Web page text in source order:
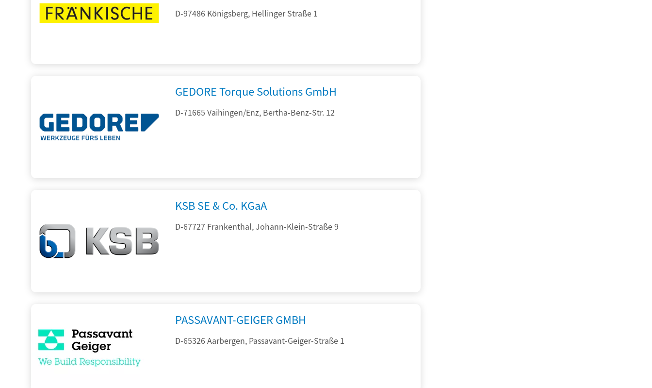
D-97486 Königsberg, Hellinger Straße 1
GEDORE Torque Solutions GmbH
D-71665 Vaihingen/Enz, Bertha-Benz-Str. 12
KSB SE & Co. KGaA
D-67727 Frankenthal, Johann-Klein-Straße 9
PASSAVANT-GEIGER GMBH
D-65326 Aarbergen, Passavant-Geiger-Straße 1